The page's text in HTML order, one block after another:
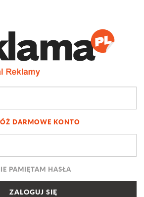
DARMOWE KONTO
PAMIĘTAM HASŁA